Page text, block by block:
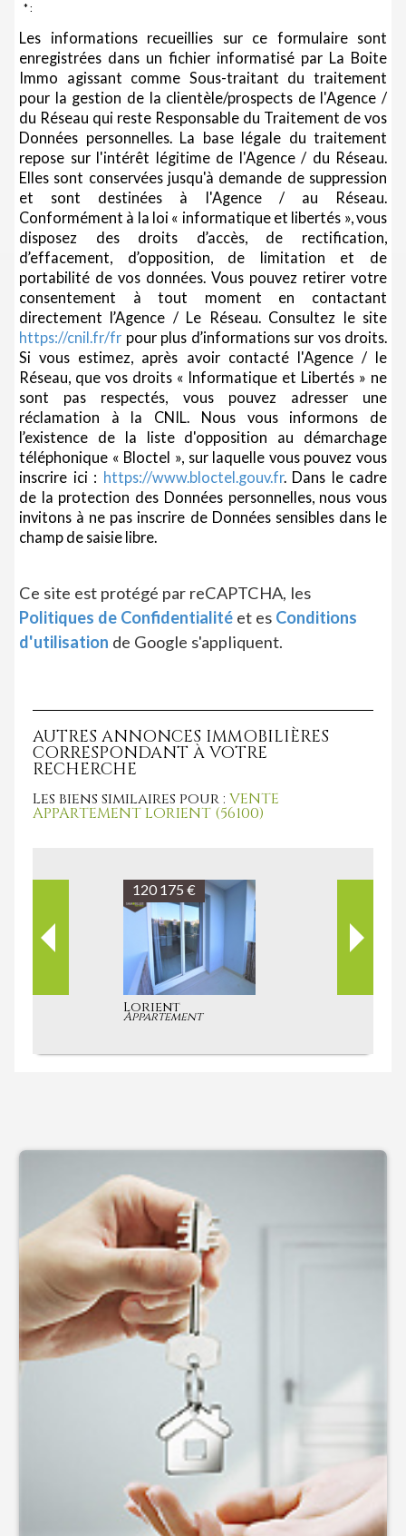
* :
Les informations recueillies sur ce formulaire sont
enregistrées dans un fichier informatisé par La Boite
Immo agissant comme Sous-traitant du traitement
pour la gestion de la clientèle/prospects de l'Agence /
du Réseau qui reste Responsable du Traitement de vos
Données personnelles. La base légale du traitement
repose sur l'intérêt légitime de l'Agence / du Réseau.
Elles sont conservées jusqu'à demande de suppression
et sont destinées à l'Agence / au Réseau.
Conformément à la loi « informatique et libertés », vous
disposez des droits d’accès, de rectification,
d’effacement, d’opposition, de limitation et de
portabilité de vos données. Vous pouvez retirer votre
consentement à tout moment en contactant
directement l’Agence / Le Réseau. Consultez le site
https://cnil.fr/fr pour plus d’informations sur vos droits.
Si vous estimez, après avoir contacté l'Agence / le
Réseau, que vos droits « Informatique et Libertés » ne
sont pas respectés, vous pouvez adresser une
réclamation à la CNIL. Nous vous informons de
l’existence de la liste d'opposition au démarchage
téléphonique « Bloctel », sur laquelle vous pouvez vous
inscrire ici : https://www.bloctel.gouv.fr. Dans le cadre
de la protection des Données personnelles, nous vous
invitons à ne pas inscrire de Données sensibles dans le
champ de saisie libre.
Ce site est protégé par reCAPTCHA, les
Politiques de Confidentialité et es Conditions
d'utilisation de Google s'appliquent.
AUTRES ANNONCES IMMOBILIÈRES
CORRESPONDANT À VOTRE
RECHERCHE
Les biens similaires pour : VENTE
APPARTEMENT LORIENT (56100)
135 850 €
Quéven
Appartement